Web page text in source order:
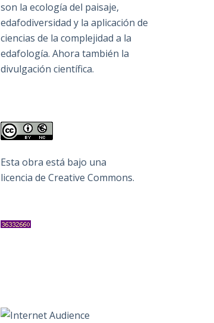
son la ecología del paisaje,
edafodiversidad y la aplicación de
ciencias de la complejidad a la
edafología. Ahora también la
divulgación científica.
Esta obra está bajo una
licencia de Creative Commons.